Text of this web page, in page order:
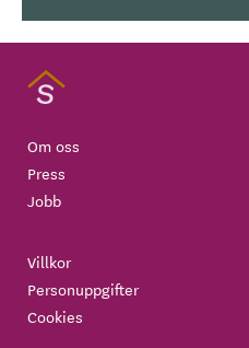
Om oss
Press
Jobb
Villkor
Personuppgifter
Cookies